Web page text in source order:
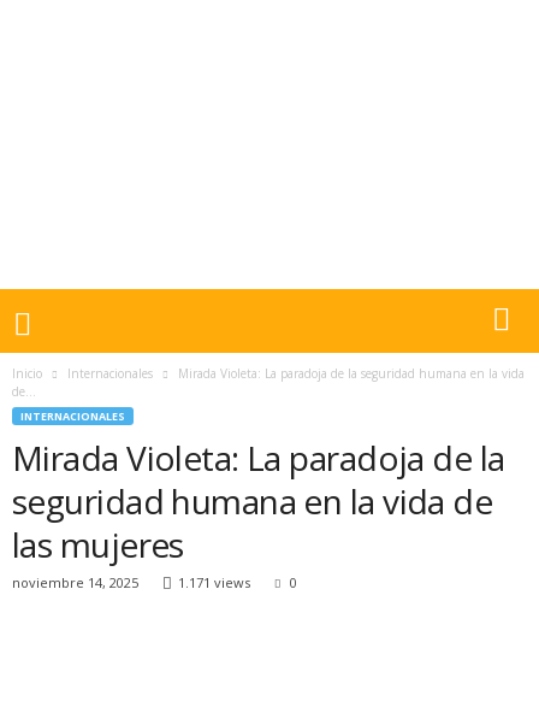
Inicio Internacionales
Mirada Violeta: La paradoja de la seguridad humana en la vida
de...
INTERNACIONALES
Mirada Violeta: La paradoja de la
seguridad humana en la vida de
las mujeres
noviembre 14, 2025 1.171 views 0